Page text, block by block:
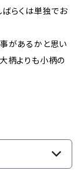
ばらくは単独でお
があるかと思い
柄よりも小柄の